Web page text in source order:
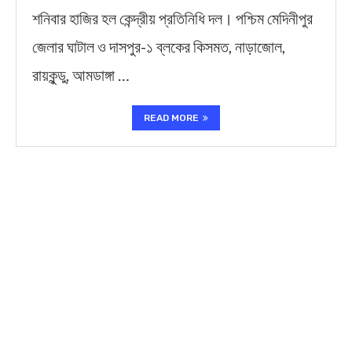
শনিবার হাজির হল কেন্দ্রীয় প্রতিনিধি দল। পশ্চিম মেদিনীপুর
জেলার ঘাটাল ও দাসপুর-১ ব্লকের কিসমত, নাড়াজোল,
রায়কুন্ডু, আমডাঙ্গা …
READ MORE